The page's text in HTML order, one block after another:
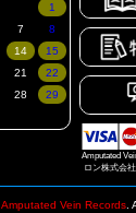
Amputated
ロン株式会
Amputated Vein Records